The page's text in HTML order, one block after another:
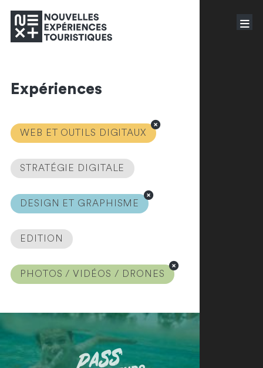
Expériences
WEB ET OUTILS DIGITAUX
STRATÉGIE DIGITALE
DESIGN ET GRAPHISME
EDITION
PHOTOS / VIDÉOS / DRONES